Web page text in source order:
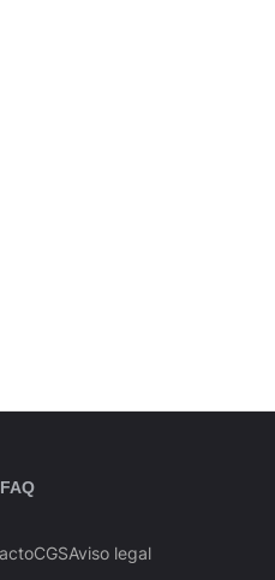
FAQ
CGSAviso legal